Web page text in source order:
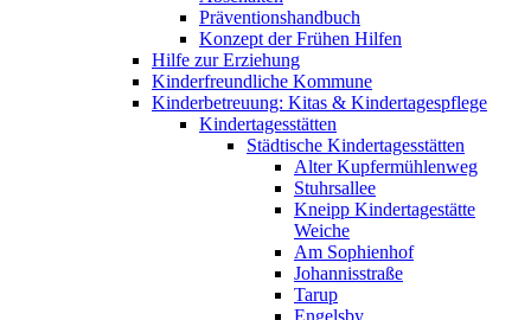
Präventionshandbuch
Konzept der Frühen Hilfen
Hilfe zur Erziehung
Kinderfreundliche Kommune
Kinderbetreuung: Kitas & Kindertagespflege
Kindertagesstätten
Städtische Kindertagesstätten
Alter Kupfermühlenweg
Stuhrsallee
Kneipp Kindertagestätte
Weiche
Am Sophienhof
Johannisstraße
Tarup
Engelsby